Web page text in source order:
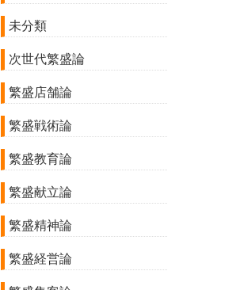
未分類
次世代繁盛論
繁盛店舗論
繁盛戦術論
繁盛教育論
繁盛献立論
繁盛精神論
繁盛経営論